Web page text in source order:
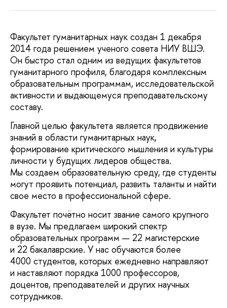
Факультет гуманитарных наук создан 1 декабря
2014 года решением ученого совета НИУ ВШЭ.
Он быстро стал одним из ведущих факультетов
гуманитарного профиля, благодаря комплексным
образовательным программам, исследовательской
активности и выдающемуся преподавательскому
составу.
Главной целью факультета является продвижение
знаний в области гуманитарных наук,
формирование критического мышления и культуры
личности у будущих лидеров общества.
Мы создаем образовательную среду, где студенты
могут проявить потенциал, развить таланты и найти
свое место в профессиональной сфере.
Факультет почётно носит звание самого крупного
в вузе. Мы предлагаем широкий спектр
образовательных программ — 22 магистерские
и 22 бакалаврские. У нас обучаются более
4000 студентов, которых ежедневно направляют
и наставляют порядка 1000 профессоров,
доцентов, преподавателей и других научных
сотрудников.